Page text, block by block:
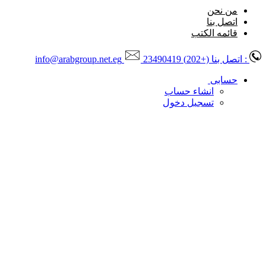
من نحن
اتصل بنا
قائمه الكتب
: اتصل بنا (+202) 23490419
info@arabgroup.net.eg
حسابى
انشاء حساب
تسجيل دخول